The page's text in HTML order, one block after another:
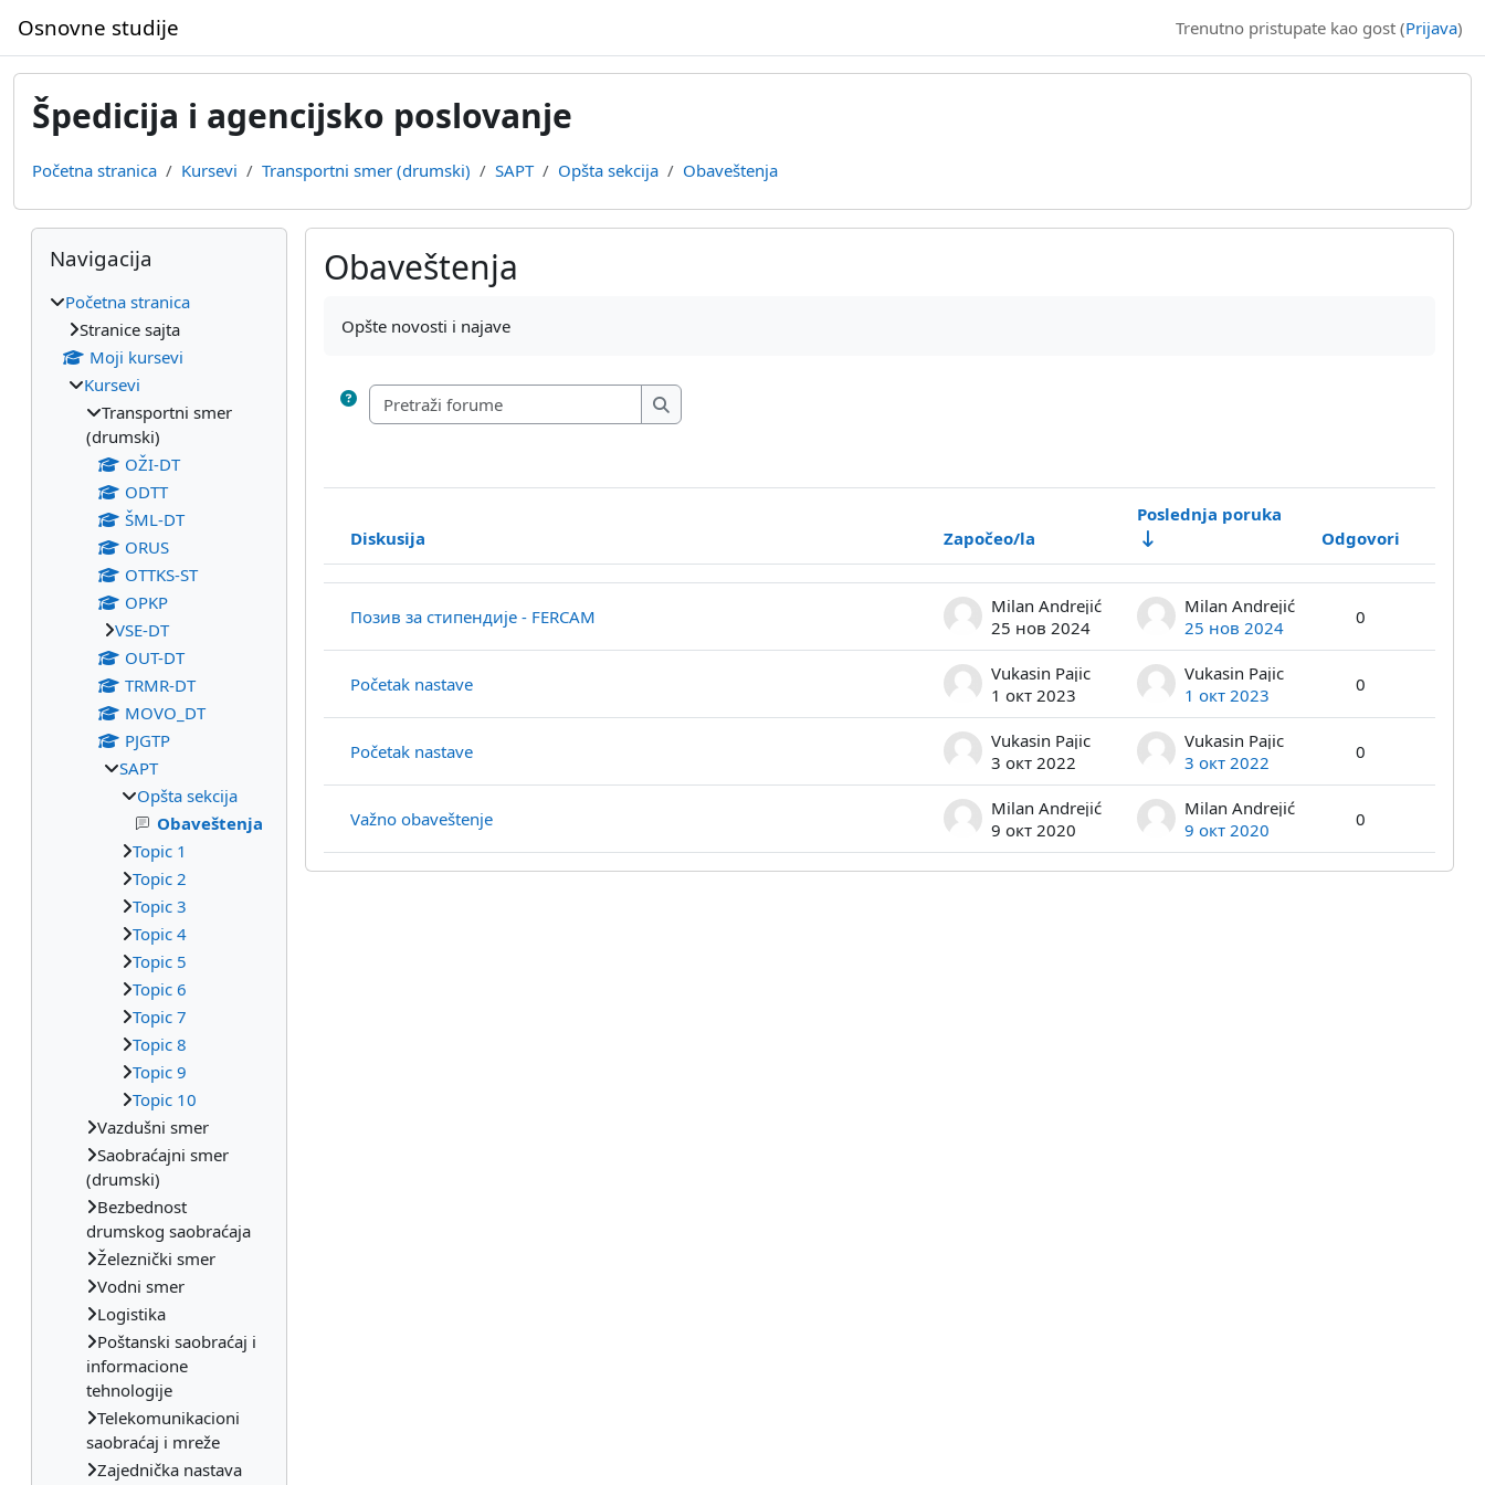
Osnovne studije Trenutno pristupate kao gost (Prijava)
Špedicija i agencijsko poslovanje
Početna stranica Kursevi Transportni smer (drumski) SAPT Opšta sekcija Obaveštenja
Obaveštenja
Opšte novosti i najave
Pretraži forume
Pretraži forume
Status
Diskusija Započeo/la
Poslednja poruka
Odgovori
Akcije
Позив за стипендије - FERCAM
Milan Andrejić
25 нов 2024
Milan Andrejić
25 нов 2024
0
Početak nastave
Vukasin Pajic
1 окт 2023
Vukasin Pajic
1 окт 2023
0
Početak nastave
Vukasin Pajic
3 окт 2022
Vukasin Pajic
3 окт 2022
0
Važno obaveštenje
Milan Andrejić
9 окт 2020
Milan Andrejić
9 окт 2020
0
Blokovi
Preskoči Navigacija
Navigacija
Početna stranica
Stranice sajta
Moji kursevi
Kursevi
Transportni smer
(drumski)
OŽI-DT
ODTT
ŠML-DT
ORUS
OTTKS-ST
OPKP
VSE-DT
OUT-DT
TRMR-DT
MOVO_DT
PJGTP
SAPT
Opšta sekcija
Obaveštenja
Topic 1
Topic 2
Topic 3
Topic 4
Topic 5
Topic 6
Topic 7
Topic 8
Topic 9
Topic 10
Vazdušni smer
Saobraćajni smer
(drumski)
Bezbednost
drumskog saobraćaja
Železnički smer
Vodni smer
Logistika
Poštanski saobraćaj i
informacione
tehnologije
Telekomunikacioni
saobraćaj i mreže
Zajednička nastava